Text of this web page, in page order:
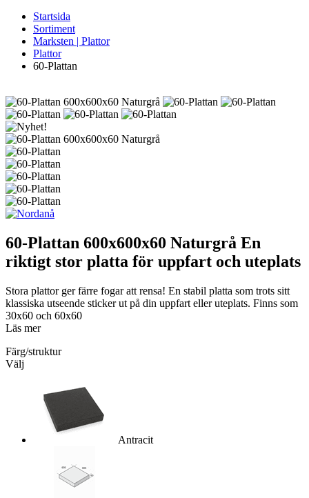
Startsida
Sortiment
Marksten | Plattor
Plattor
60-Plattan
60-Plattan 600x600x60 Naturgrå En
riktigt stor platta för uppfart och uteplats
Stora plattor ger färre fogar att rensa! En stabil platta som trots sitt
klassiska utseende sticker ut på din uppfart eller uteplats. Finns som
30x60 och 60x60
Läs mer
Färg/struktur
Välj
Antracit